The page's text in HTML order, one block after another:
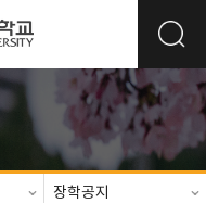
장학공지